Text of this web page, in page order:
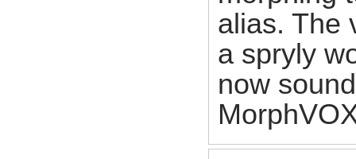
alias. The
a spryly
now